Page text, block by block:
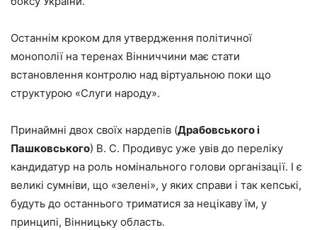
Останнім кроком для утвердження політичної
монополії на теренах Вінниччини має стати
встановлення контролю над віртуальною поки що
структурою «Слуги народу».
Принаймні двох своїх нардепів (Драбовського і
Пашковського) В. С. Продивус уже увів до переліку
кандидатур на роль номінального голови організації. І є
великі сумніви, що «зелені», у яких справи і так кепські,
будуть до останнього триматися за нецікаву їм, у
принципі, Вінницьку область.